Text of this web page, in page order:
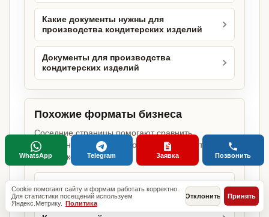
Какие документы нужны для
производства кондитерских изделий
Документы для производства
кондитерских изделий
Похожие форматы бизнеса
Соседние страницы помогают сравнить
требования для близких объектов и не потерять
важный комплект.
Производство
Cookie помогают сайту и формам работать корректно.
Для статистики посещений используем
Яндекс.Метрику. Политика
Отклонить Принять
WhatsApp Telegram Заявка Позвонить